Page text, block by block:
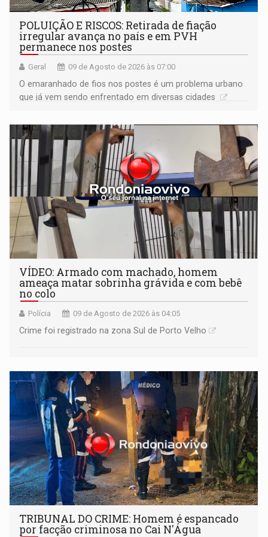
POLUIÇÃO E RISCOS: Retirada de fiação
irregular avança no país e em PVH
permanece nos postes
Geral 09 de Agosto de 2026 às 07:00
O emaranhado de fios nos postes é um problema urbano
que já vem sendo enfrentado em diversas cidades
VÍDEO: Armado com machado, homem
ameaça matar sobrinha grávida e com bebê
no colo
Polícia 09 de Agosto de 2026 às 04:05
Crime foi registrado na zona Sul de Porto Velho
TRIBUNAL DO CRIME: Homem é espancado
por facção criminosa no Cai N'Água